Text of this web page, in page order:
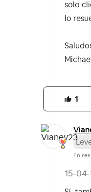
solo
lo
Michael
1
En
‎15-